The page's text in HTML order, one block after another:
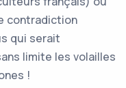
contradiction
qui serait
limite les volailles
!